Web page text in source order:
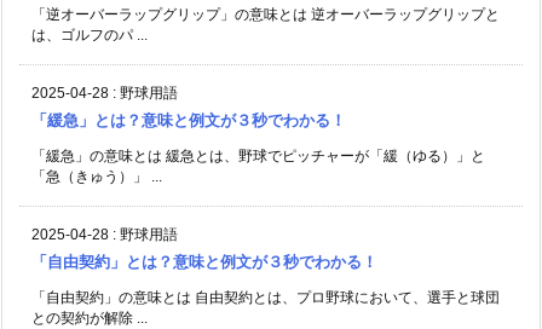
「逆オーバーラップグリップ」の意味とは 逆オーバーラップグリップと
は、ゴルフのパ ...
2025-04-28 : 野球用語
「緩急」とは？意味と例文が３秒でわかる！
「緩急」の意味とは 緩急とは、野球でピッチャーが「緩（ゆる）」と
「急（きゅう）」 ...
2025-04-28 : 野球用語
「自由契約」とは？意味と例文が３秒でわかる！
「自由契約」の意味とは 自由契約とは、プロ野球において、選手と球団
との契約が解除 ...